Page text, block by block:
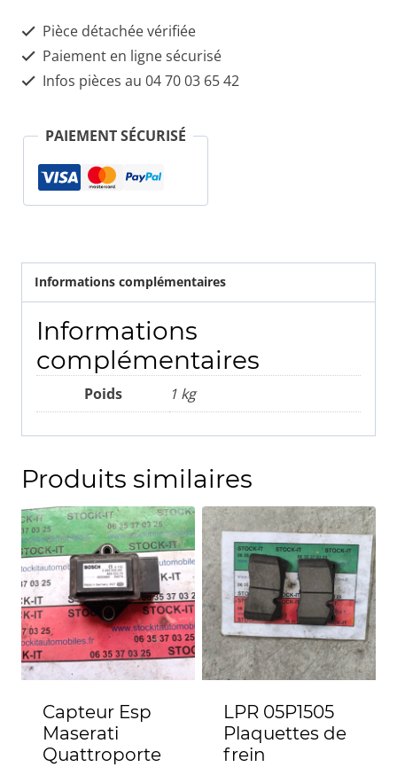
ventilation
d'évaporateur
bord
Maserati
Pièce détachée vérifiée
Paiement en ligne sécurisé
Infos pièces au 04 70 03 65 42
PAIEMENT SÉCURISÉ
Informations complémentaires
Informations
complémentaires
Poids 1 kg
Produits similaires
Capteur Esp
Maserati
Quattroporte
LPR 05P1505
Plaquettes de
frein